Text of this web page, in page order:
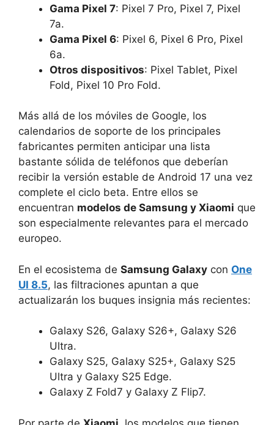
Gama Pixel 7: Pixel 7 Pro, Pixel 7, Pixel
7a.
Gama Pixel 6: Pixel 6, Pixel 6 Pro, Pixel
6a.
Otros dispositivos: Pixel Tablet, Pixel
Fold, Pixel 10 Pro Fold.
Más allá de los móviles de Google, los
calendarios de soporte de los principales
fabricantes permiten anticipar una lista
bastante sólida de teléfonos que deberían
recibir la versión estable de Android 17 una vez
complete el ciclo beta. Entre ellos se
encuentran modelos de Samsung y Xiaomi que
son especialmente relevantes para el mercado
europeo.
En el ecosistema de Samsung Galaxy con One
UI 8.5, las filtraciones apuntan a que
actualizarán los buques insignia más recientes:
Galaxy S26, Galaxy S26+, Galaxy S26
Ultra.
Galaxy S25, Galaxy S25+, Galaxy S25
Ultra y Galaxy S25 Edge.
Galaxy Z Fold7 y Galaxy Z Flip7.